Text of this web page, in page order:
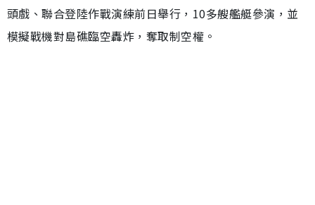
頭戲、聯合登陸作戰演練前日舉行，10多艘艦艇參演，並
模擬戰機對島礁臨空轟炸，奪取制空權。